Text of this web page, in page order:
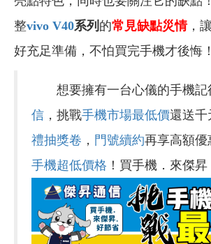
整vivo V40系列 的常見缺點災情，
好充足準備，不怕買完手機才後悔！
想要擁有一台心儀的手機記
信 ，挑戰手機市場最低價還送千
禮抽獎卷 ， 門號續約再享高額
手機超低價格 ！買手機．來傑昇